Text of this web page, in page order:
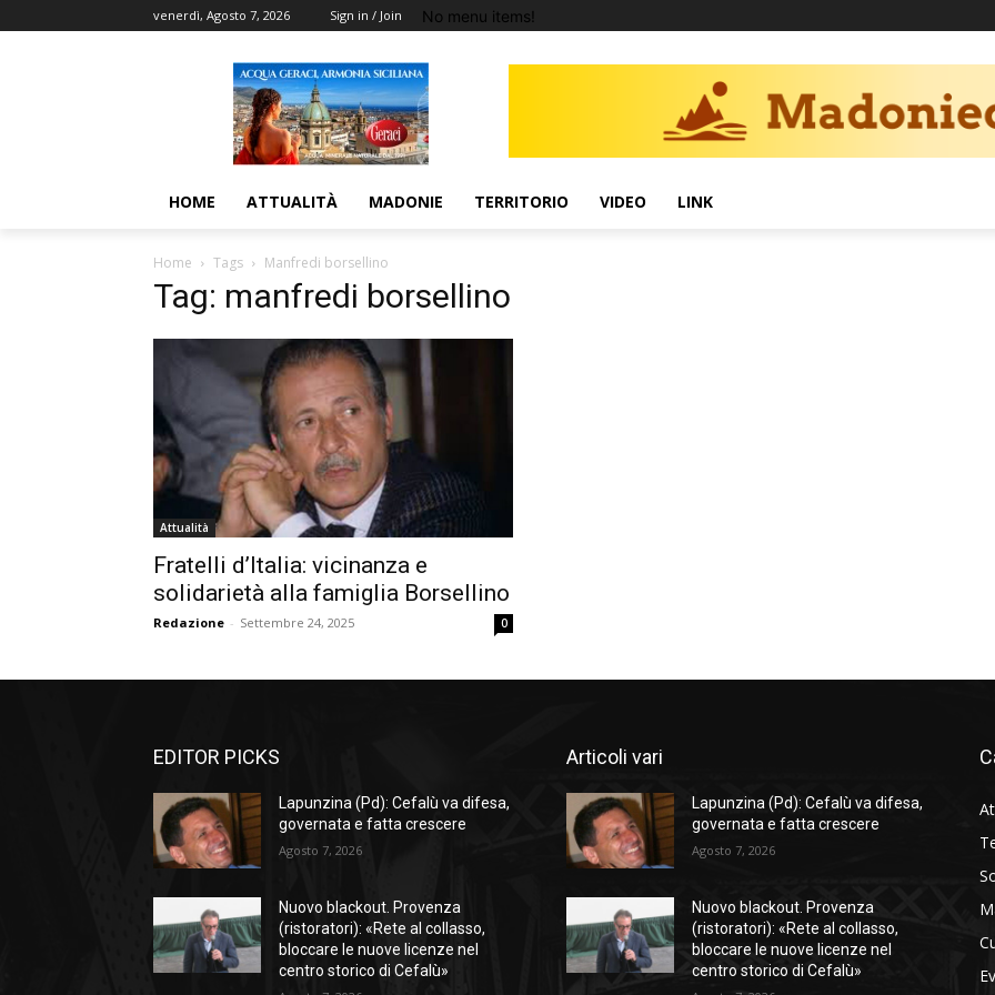
venerdì, Agosto 7, 2026 Sign in / Join No menu items!
HOME ATTUALITÀ MADONIE TERRITORIO VIDEO LINK
Home Tags Manfredi borsellino
Tag: manfredi borsellino
Attualità
Fratelli d’Italia: vicinanza e
solidarietà alla famiglia Borsellino
Redazione - Settembre 24, 2025 0
EDITOR PICKS
Lapunzina (Pd): Cefalù va difesa,
governata e fatta crescere
Agosto 7, 2026
Nuovo blackout. Provenza
(ristoratori): «Rete al collasso,
bloccare le nuove licenze nel
centro storico di Cefalù»
Articoli vari
Lapunzina (Pd): Cefalù va difesa,
governata e fatta crescere
Agosto 7, 2026
Nuovo blackout. Provenza
(ristoratori): «Rete al collasso,
bloccare le nuove licenze nel
centro storico di Cefalù»